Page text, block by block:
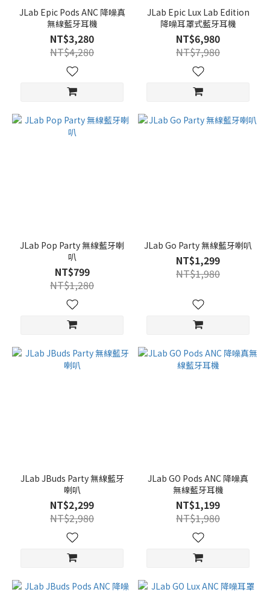
JLab Epic Pods ANC 降噪真
無線藍牙耳機
NT$3,280
NT$4,280
JLab Epic Lux Lab Edition
降噪耳罩式藍牙耳機
NT$6,980
NT$7,980
JLab Pop Party 無線藍牙喇
叭
NT$799
NT$1,280
JLab Go Party 無線藍牙喇叭
NT$1,299
NT$1,980
JLab JBuds Party 無線藍牙
喇叭
NT$2,299
NT$2,980
JLab GO Pods ANC 降噪真
無線藍牙耳機
NT$1,199
NT$1,980